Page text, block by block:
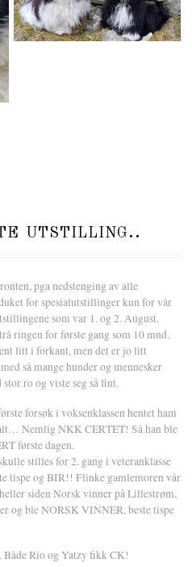
utstilling..
pga nedstenging av alle
for spesialutstillinger kun for vår
som var 1. og 2. August.
ringen for første gang som 10 mnd.
litt i forkant, men det er jo litt
så mange hunder og mennesker
ro og viste seg så fint.
forsøk i voksenklassen hentet ham
Nemlig NKK CERTET! Så han ble
første dagen.
stilles for 2. gang i veteranklasse
tispe og BIR!! Flinke gamlemoren vår
siden Norsk vinner på Lillestrøm,
og ble NORSK VINNER, beste tispe
Både Rio og Yatzy fikk CK!